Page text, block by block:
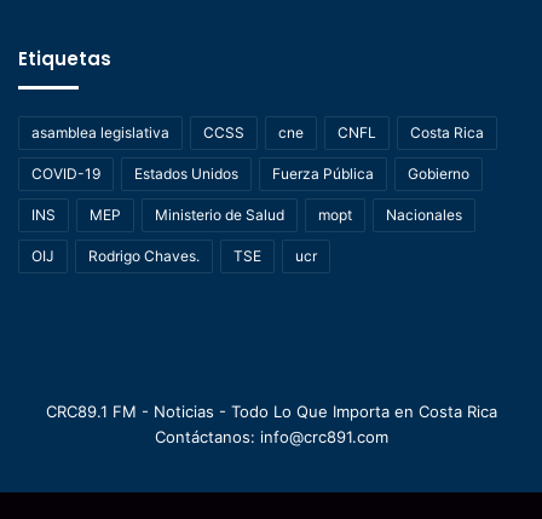
Etiquetas
asamblea legislativa CCSS cne CNFL Costa Rica
COVID-19 Estados Unidos Fuerza Pública Gobierno
INS MEP Ministerio de Salud mopt Nacionales
OIJ Rodrigo Chaves. TSE ucr
CRC89.1 FM - Noticias - Todo Lo Que Importa en Costa Rica
Contáctanos: info@crc891.com